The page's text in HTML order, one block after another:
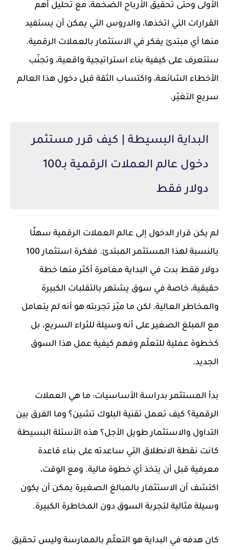
الأولى وحتى تحقيق الأرباح الضخمة، مع تحليل أهم
القرارات التي اتخذها، والدروس التي يمكن أن يستفيد
منها أي مبتدئ يفكر في الاستثمار بالعملات الرقمية.
ستتعرف على كيفية بناء استراتيجية واقعية، وتجنّب
الأخطاء الشائعة، واكتساب الثقة قبل دخول هذا العالم
سريع التغيّر.
البداية البسيطة | كيف قرر مستثمر
دخول عالم العملات الرقمية بـ100
دولار فقط
لم يكن قرار الدخول إلى عالم العملات الرقمية سهلًا
بالنسبة لهذا المستثمر المبتدئ. ففكرة استثمار 100
دولار فقط بدت في البداية مغامرة أكثر منها خطة
حقيقية، خاصة في سوق يشتهر بالتقلبات الكبيرة
والمخاطر العالية. لكن ما ميّز تجربته هو أنه لم يتعامل
مع المبلغ الصغير على أنه وسيلة للثراء السريع، بل
كخطوة عملية للتعلّم وفهم كيفية عمل هذا السوق
الجديد.
بدأ المستثمر بدراسة الأساسيات: ما هي العملات
الرقمية؟ كيف تعمل تقنية البلوك تشين؟ وما الفرق بين
التداول والاستثمار طويل الأجل؟ هذه الأسئلة البسيطة
كانت نقطة الانطلاق التي ساعدته على بناء قاعدة
معرفية قبل أن يتخذ أي خطوة مالية. ومع الوقت،
اكتشف أن الاستثمار بالمبالغ الصغيرة يمكن أن يكون
وسيلة مثالية لتجربة السوق دون المخاطرة الكبيرة.
كان هدفه في البداية هو التعلّم بالممارسة وليس تحقيق